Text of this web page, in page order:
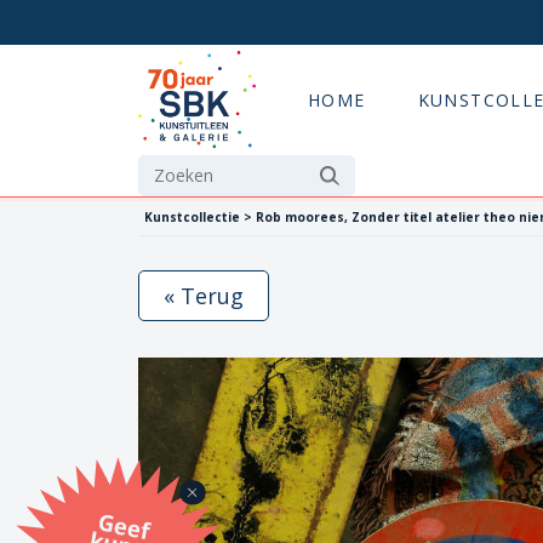
HOME
Kunstcollectie > Rob moorees, Zonder titel atelier theo
G
eef
u
n
st
a
d
o
m
et
e SB
K
u
n
stb
o
n
« Terug